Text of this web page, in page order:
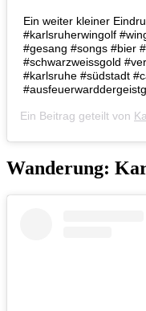
Ein weiter kleiner
#karlsruherwingolf
#gesang #songs #bier
#schwarzweissgold
#karlsruhe #südstadt
Ein Beitrag geteilt von
Wanderung: